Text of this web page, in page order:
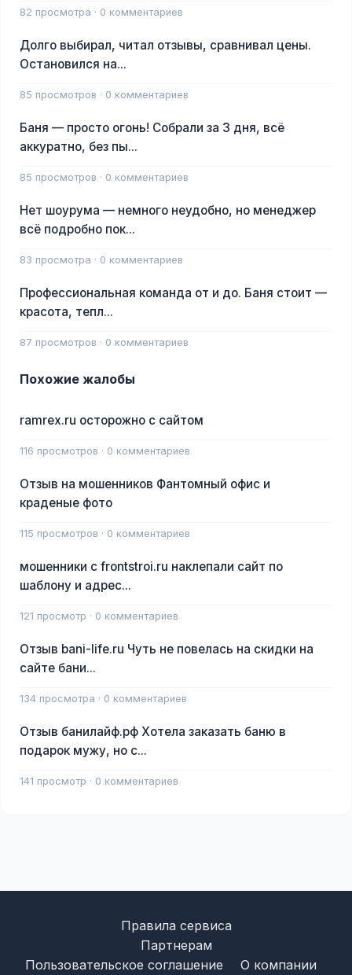
82 просмотра · 0 комментариев
Долго выбирал, читал отзывы, сравнивал цены.
Остановился на...
85 просмотров · 0 комментариев
Баня — просто огонь! Собрали за 3 дня, всё
аккуратно, без пы...
85 просмотров · 0 комментариев
Нет шоурума — немного неудобно, но менеджер
всё подробно пок...
83 просмотра · 0 комментариев
Профессиональная команда от и до. Баня стоит —
красота, тепл...
87 просмотров · 0 комментариев
Похожие жалобы
ramrex.ru осторожно с сайтом
116 просмотров · 0 комментариев
Отзыв на мошенников Фантомный офис и
краденые фото
115 просмотров · 0 комментариев
мошенники с frontstroi.ru наклепали сайт по
шаблону и адрес...
121 просмотр · 0 комментариев
Отзыв bani-life.ru Чуть не повелась на скидки на
сайте бани...
134 просмотра · 0 комментариев
Отзыв банилайф.рф Хотела заказать баню в
подарок мужу, но с...
141 просмотр · 0 комментариев
Правила сервиса
Партнерам
Пользовательское соглашение
О компании